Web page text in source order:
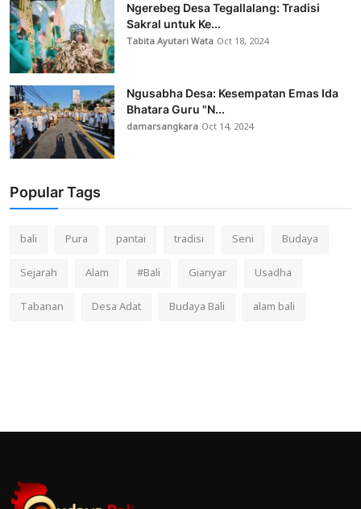
Ngerebeg Desa Tegallalang: Tradisi
Sakral untuk Ke...
Tabita Ayutari Wata Oct 18, 2024
Ngusabha Desa: Kesempatan Emas Ida
Bhatara Guru "N...
damarsangkara Oct 14, 2024
Popular Tags
bali Pura pantai tradisi Seni
Budaya
Sejarah
Alam #Bali Gianyar
Usadha
Tabanan
Desa Adat Budaya Bali alam bali